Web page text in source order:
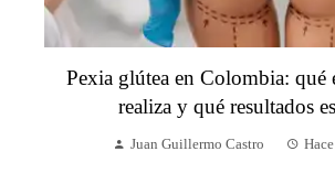
Pexia glútea en Colombia: qué
realiza y qué resultados
Juan Guillermo Castro